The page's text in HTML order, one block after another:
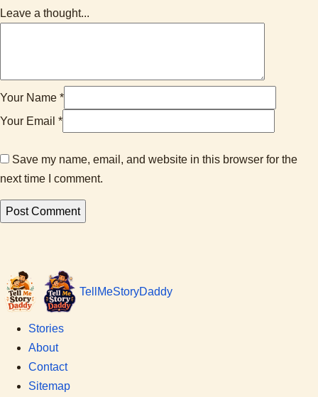
Leave a thought...
Your Name *
Your Email *
Save my name, email, and website in this browser for the
next time I comment.
Tell MeStoryDaddy
Stories
About
Contact
Sitemap